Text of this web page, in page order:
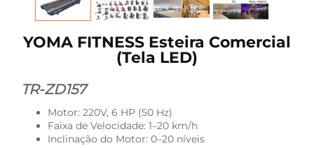
YOMA FITNESS Esteira Comercial
(Tela LED)
TR-ZD157
Motor: 220V, 6 HP (50 Hz)
Faixa de Velocidade: 1–20 km/h
Inclinação do Motor: 0–20 níveis